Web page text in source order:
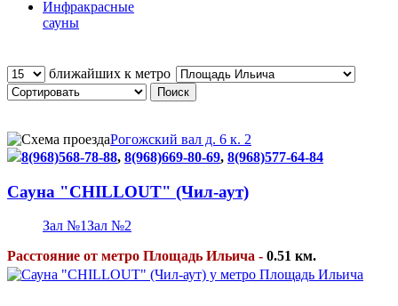
Инфракрасные
сауны
ближайших к метро
Рогожский вал д. 6 к. 2
8(968)568-78-88, 8(968)669-80-69, 8(968)577-64-84
Сауна "CHILLOUT" (Чил-аут)
Зал №1Зал №2
Расстояние от метро Площадь Ильича - 0.51 км.